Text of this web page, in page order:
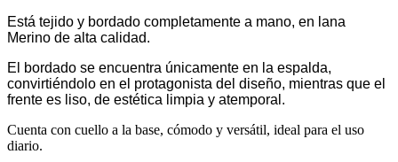
Está tejido y bordado completamente a mano, en lana
Merino de alta calidad.
El bordado se encuentra únicamente en la espalda,
convirtiéndolo en el protagonista del diseño, mientras que el
frente es liso, de estética limpia y atemporal.
Cuenta con cuello a la base, cómodo y versátil, ideal para el uso
diario.